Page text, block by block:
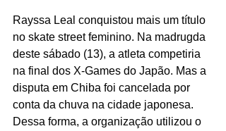
Rayssa Leal conquistou mais um título
no skate street feminino. Na madrugda
deste sábado (13), a atleta competiria
na final dos X-Games do Japão. Mas a
disputa em Chiba foi cancelada por
conta da chuva na cidade japonesa.
Dessa forma, a organização utilizou o